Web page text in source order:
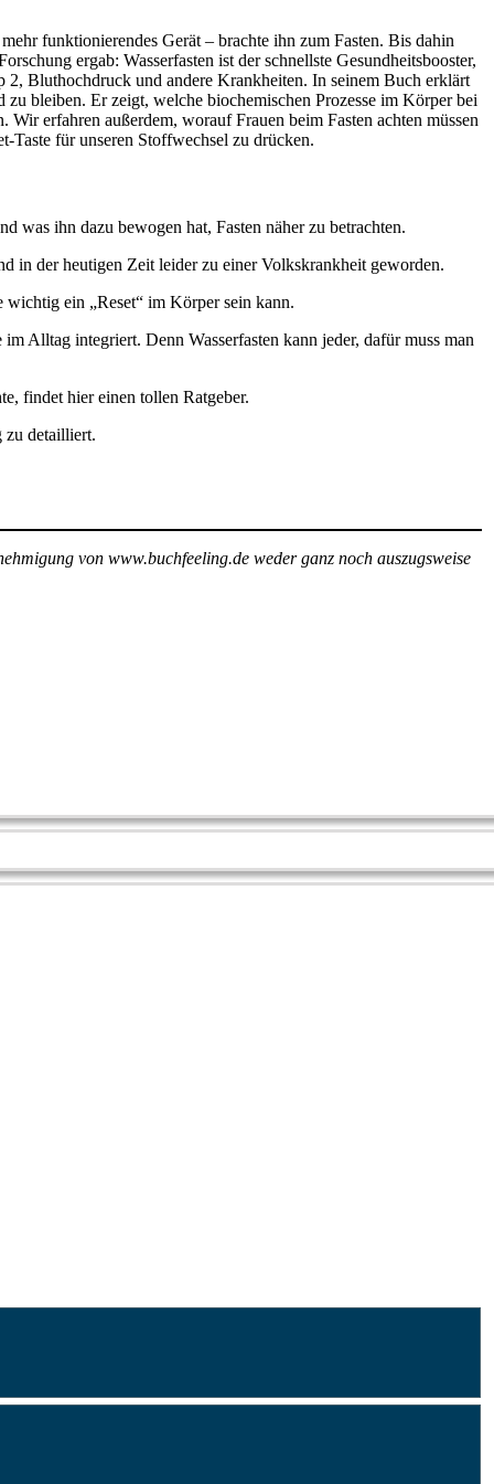
funktionierendes Gerät – brachte ihn zum Fasten. Bis dahin
ergab: Wasserfasten ist der schnellste Gesundheitsbooster,
Bluthochdruck und andere Krankheiten. In seinem Buch erklärt
bleiben. Er zeigt, welche biochemischen Prozesse im Körper bei
erfahren außerdem, worauf Frauen beim Fasten achten müssen
Taste für unseren Stoffwechsel zu drücken.
was ihn dazu bewogen hat, Fasten näher zu betrachten.
in der heutigen Zeit leider zu einer Volkskrankheit geworden.
ein „Reset“ im Körper sein kann.
Alltag integriert. Denn Wasserfasten kann jeder, dafür muss man
findet hier einen tollen Ratgeber.
zu detailliert.
von www.buchfeeling.de weder ganz noch auszugsweise